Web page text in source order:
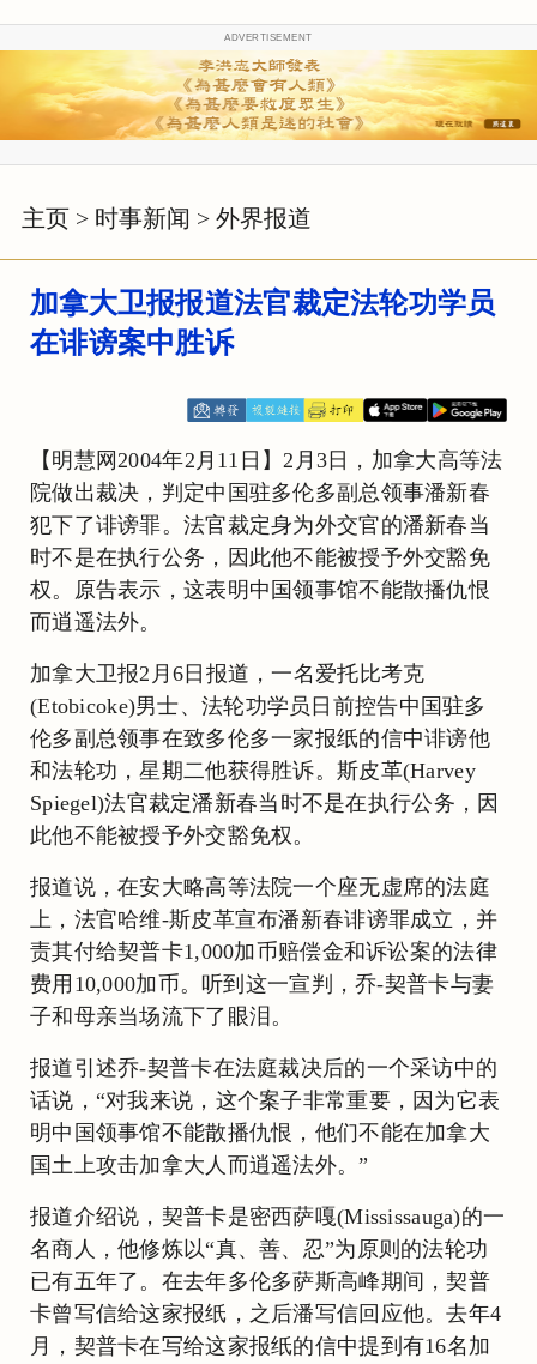
ADVERTISEMENT
主页 > 时事新闻 > 外界报道
加拿大卫报报道法官裁定法轮功学员
在诽谤案中胜诉
【明慧网2004年2月11日】2月3日，加拿大高等法
院做出裁决，判定中国驻多伦多副总领事潘新春
犯下了诽谤罪。法官裁定身为外交官的潘新春当
时不是在执行公务，因此他不能被授予外交豁免
权。原告表示，这表明中国领事馆不能散播仇恨
而逍遥法外。
加拿大卫报2月6日报道，一名爱托比考克
(Etobicoke)男士、法轮功学员日前控告中国驻多
伦多副总领事在致多伦多一家报纸的信中诽谤他
和法轮功，星期二他获得胜诉。斯皮革(Harvey
Spiegel)法官裁定潘新春当时不是在执行公务，因
此他不能被授予外交豁免权。
报道说，在安大略高等法院一个座无虚席的法庭
上，法官哈维-斯皮革宣布潘新春诽谤罪成立，并
责其付给契普卡1,000加币赔偿金和诉讼案的法律
费用10,000加币。听到这一宣判，乔-契普卡与妻
子和母亲当场流下了眼泪。
报道引述乔-契普卡在法庭裁决后的一个采访中的
话说，“对我来说，这个案子非常重要，因为它表
明中国领事馆不能散播仇恨，他们不能在加拿大
国土上攻击加拿大人而逍遥法外。”
报道介绍说，契普卡是密西萨嘎(Mississauga)的一
名商人，他修炼以“真、善、忍”为原则的法轮功
已有五年了。在去年多伦多萨斯高峰期间，契普
卡曾写信给这家报纸，之后潘写信回应他。去年4
月，契普卡在写给这家报纸的信中提到有16名加